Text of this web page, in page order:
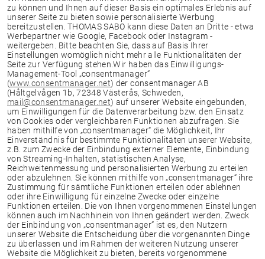
zu können und Ihnen auf dieser Basis ein optimales Erlebnis auf
unserer Seite zu bieten sowie personalisierte Werbung
bereitzustellen. THOMAS SABO kann diese Daten an Dritte - etwa
Werbepartner wie Google, Facebook oder Instagram -
weitergeben. Bitte beachten Sie, dass auf Basis Ihrer
Einstellungen womöglich nicht mehr alle Funktionalitäten der
Seite zur Verfügung stehen.Wir haben das Einwilligungs-
Management-Tool „consentmanager“
(www.consentmanager.net) der consentmanager AB
(Håltgelvågen 1b, 72348 Västerås, Schweden,
mail@consentmanager.net) auf unserer Website eingebunden,
um Einwilligungen für die Datenverarbeitung bzw. den Einsatz
von Cookies oder vergleichbaren Funktionen abzufragen. Sie
haben mithilfe von „consentmanager“ die Möglichkeit, Ihr
Einverständnis für bestimmte Funktionalitäten unserer Website,
z.B. zum Zwecke der Einbindung externer Elemente, Einbindung
von Streaming-Inhalten, statistischen Analyse,
Reichweitenmessung und personalisierten Werbung zu erteilen
oder abzulehnen. Sie können mithilfe von „consentmanager“ ihre
Zustimmung für sämtliche Funktionen erteilen oder ablehnen
oder ihre Einwilligung für einzelne Zwecke oder einzelne
Funktionen erteilen. Die von Ihnen vorgenommenen Einstellungen
können auch im Nachhinein von Ihnen geändert werden. Zweck
der Einbindung von „consentmanager“ ist es, den Nutzern
unserer Website die Entscheidung über die vorgenannten Dinge
zu überlassen und im Rahmen der weiteren Nutzung unserer
Website die Möglichkeit zu bieten, bereits vorgenommene